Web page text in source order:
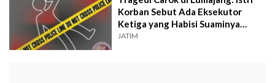
Korban Sebut Ada Eksekutor
Ketiga yang Habisi Suaminya
Secara Keji
JATIM